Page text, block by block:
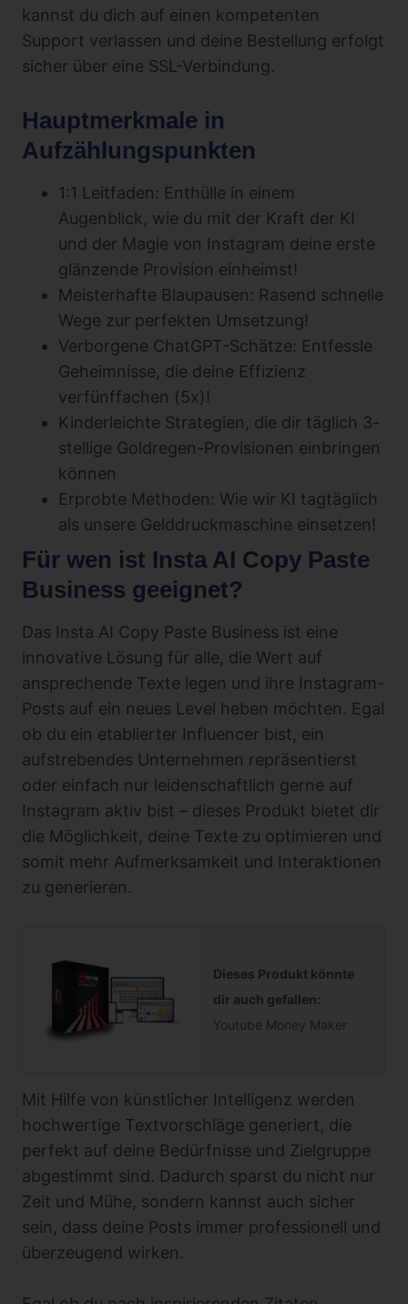
kannst du dich auf einen kompetenten
Support verlassen und deine Bestellung erfolgt
sicher über eine SSL-Verbindung.
Hauptmerkmale in
Aufzählungspunkten
1:1 Leitfaden: Enthülle in einem
Augenblick, wie du mit der Kraft der KI
und der Magie von Instagram deine erste
glänzende Provision einheimst!
Meisterhafte Blaupausen: Rasend schnelle
Wege zur perfekten Umsetzung!
Verborgene ChatGPT-Schätze: Entfessle
Geheimnisse, die deine Effizienz
verfünffachen (5x)!
Kinderleichte Strategien, die dir täglich 3-
stellige Goldregen-Provisionen einbringen
können
Erprobte Methoden: Wie wir KI tagtäglich
als unsere Gelddruckmaschine einsetzen!
Für wen ist Insta AI Copy Paste
Business geeignet?
Das Insta AI Copy Paste Business ist eine
innovative Lösung für alle, die Wert auf
ansprechende Texte legen und ihre Instagram-
Posts auf ein neues Level heben möchten. Egal
ob du ein etablierter Influencer bist, ein
aufstrebendes Unternehmen repräsentierst
oder einfach nur leidenschaftlich gerne auf
Instagram aktiv bist – dieses Produkt bietet dir
die Möglichkeit, deine Texte zu optimieren und
somit mehr Aufmerksamkeit und Interaktionen
zu generieren.
Dieses Produkt könnte
dir auch gefallen:
Youtube Money Maker
Mit Hilfe von künstlicher Intelligenz werden
hochwertige Textvorschläge generiert, die
perfekt auf deine Bedürfnisse und Zielgruppe
abgestimmt sind. Dadurch sparst du nicht nur
Zeit und Mühe, sondern kannst auch sicher
sein, dass deine Posts immer professionell und
überzeugend wirken.